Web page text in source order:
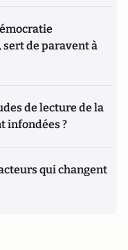
de paravent à
de lecture de la
infondées ?
qui changent